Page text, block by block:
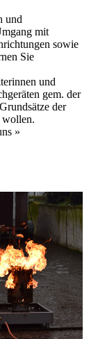
und
mit
sowie
Sie
und
gem. der
der
wollen.
»